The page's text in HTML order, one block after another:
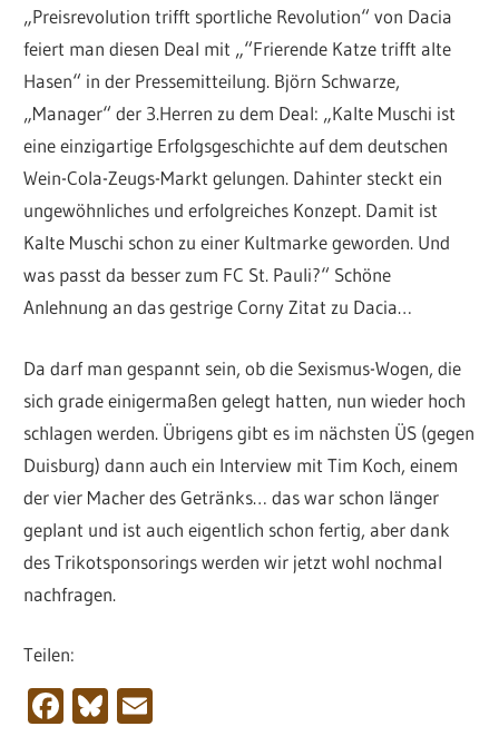
„Preisrevolution trifft sportliche Revolution“ von Dacia
feiert man diesen Deal mit „“Frierende Katze trifft alte
Hasen“ in der Pressemitteilung. Björn Schwarze,
„Manager“ der 3.Herren zu dem Deal: „Kalte Muschi ist
eine einzigartige Erfolgsgeschichte auf dem deutschen
Wein-Cola-Zeugs-Markt gelungen. Dahinter steckt ein
ungewöhnliches und erfolgreiches Konzept. Damit ist
Kalte Muschi schon zu einer Kultmarke geworden. Und
was passt da besser zum FC St. Pauli?“ Schöne
Anlehnung an das gestrige Corny Zitat zu Dacia…
Da darf man gespannt sein, ob die Sexismus-Wogen, die
sich grade einigermaßen gelegt hatten, nun wieder hoch
schlagen werden. Übrigens gibt es im nächsten ÜS (gegen
Duisburg) dann auch ein Interview mit Tim Koch, einem
der vier Macher des Getränks… das war schon länger
geplant und ist auch eigentlich schon fertig, aber dank
des Trikotsponsorings werden wir jetzt wohl nochmal
nachfragen.
Teilen:
Facebook
Bluesky